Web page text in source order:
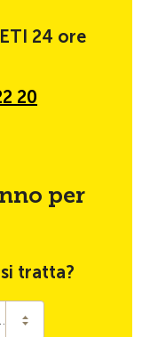
24 ore
20
per
tratta?
viaggio